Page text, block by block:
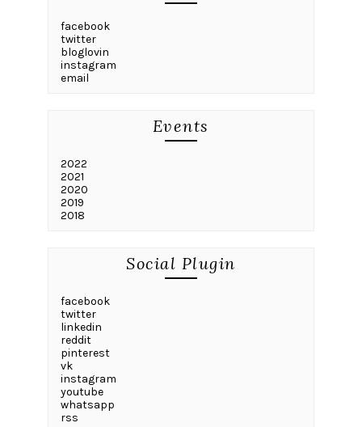
facebook
twitter
bloglovin
instagram
email
Events
2022
2021
2020
2019
2018
Social Plugin
facebook
twitter
linkedin
reddit
pinterest
vk
instagram
youtube
whatsapp
rss